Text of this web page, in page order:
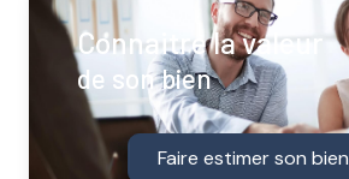
Connaitre la valeur
de son bien
Faire estimer son bien